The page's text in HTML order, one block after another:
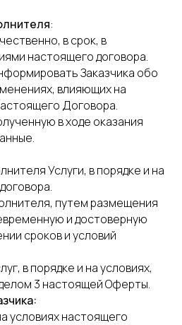
:
в срок, в
настоящего договора.
Заказчика обо
влияющих на
Договора.
в ходе оказания
Услуги, в порядке и на
путем размещения
и достоверную
сроков и условий
в порядке и на условиях,
3 настоящей Оферты.
условиях настоящего